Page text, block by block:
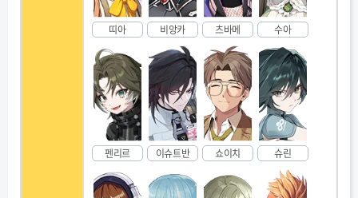
띠아 비앙카 츠바메 수아
펜리르 이슈트반 쇼이치 슈린